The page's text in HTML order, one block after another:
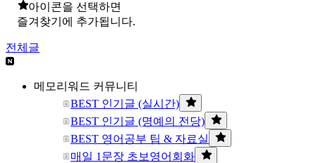
아이콘을 선택하면
즐겨찾기에 추가됩니다.
전체글
메모리워드 커뮤니티
BEST 인기글 (실시간)
BEST 인기글 (명예의 전당)
BEST 영어공부 팁 & 자료실
매일 1문장 초보영어회화